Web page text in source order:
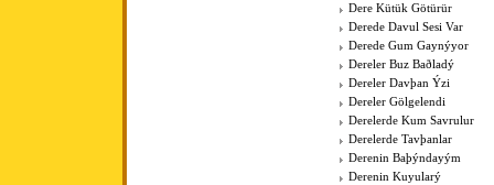
Dere Kütük Götürür
Derede Davul Sesi Var
Derede Gum Gaynýyor
Dereler Buz Baðladý
Dereler Davþan Ýzi
Dereler Gölgelendi
Derelerde Kum Savrulur
Derelerde Tavþanlar
Derenin Baþýndayým
Derenin Kuyularý